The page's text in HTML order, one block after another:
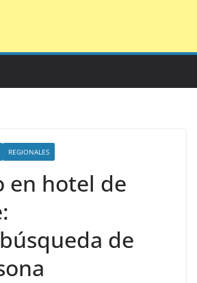
REGIONALES
en hotel de
de